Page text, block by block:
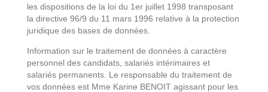
les dispositions de la loi du 1er juillet 1998 transposant
la directive 96/9 du 11 mars 1996 relative à la protection
juridique des bases de données.
Information sur le traitement de données à caractère
personnel des candidats, salariés intérimaires et
salariés permanents. Le responsable du traitement de
vos données est Mme Karine BENOIT agissant pour les